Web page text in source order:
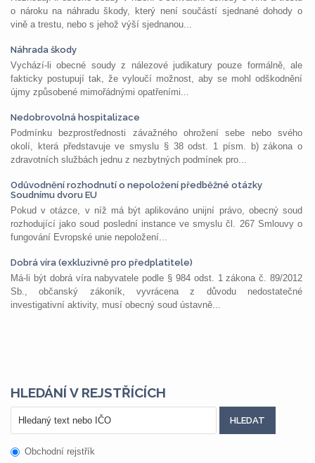
o nároku na náhradu škody, který není součástí sjednané dohody o
vině a trestu, nebo s jehož výší sjednanou...
Náhrada škody
Vychází-li obecné soudy z nálezové judikatury pouze formálně, ale
fakticky postupují tak, že vyloučí možnost, aby se mohl odškodnění
újmy způsobené mimořádnými opatřeními...
Nedobrovolná hospitalizace
Podmínku bezprostřednosti závažného ohrožení sebe nebo svého
okolí, která představuje ve smyslu § 38 odst. 1 písm. b) zákona o
zdravotních službách jednu z nezbytných podmínek pro...
Odůvodnění rozhodnutí o nepoložení předběžné otázky
Soudnímu dvoru EU
Pokud v otázce, v níž má být aplikováno unijní právo, obecný soud
rozhodující jako soud poslední instance ve smyslu čl. 267 Smlouvy o
fungování Evropské unie nepoložení...
Dobrá víra (exkluzivně pro předplatitele)
Má-li být dobrá víra nabyvatele podle § 984 odst. 1 zákona č. 89/2012
Sb., občanský zákoník, vyvrácena z důvodu nedostatečné
investigativní aktivity, musí obecný soud ústavně...
HLEDÁNÍ V REJSTŘÍCÍCH
Obchodní rejstřík